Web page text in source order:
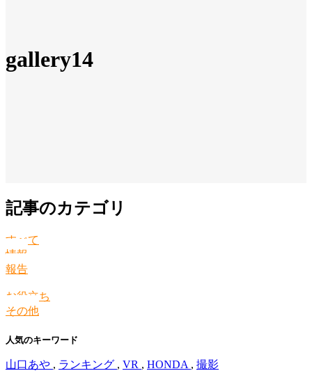
gallery14
記事のカテゴリ
すべて
情報
報告
お役立ち
その他
人気のキーワード
山口あや , ランキング , VR , HONDA , 撮影